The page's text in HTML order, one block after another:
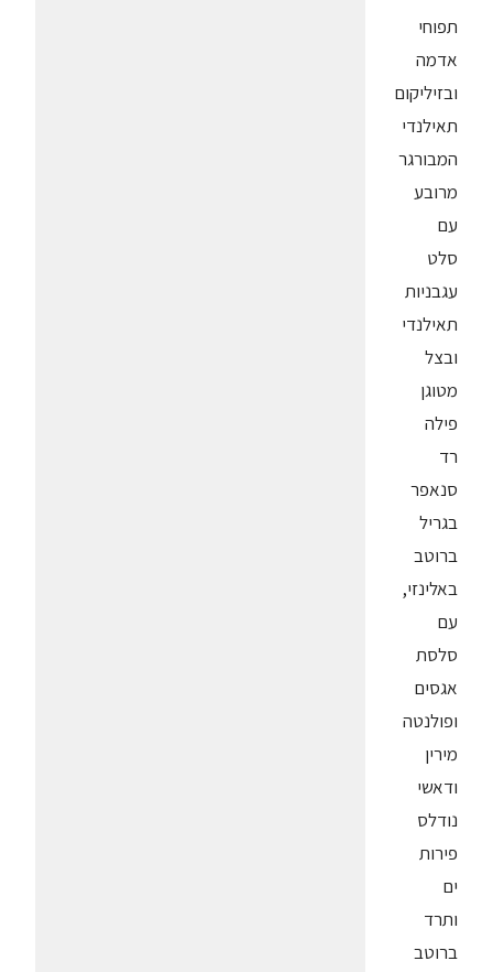
תפוחי
אדמה
ובזיליקום
תאילנדי
המבורגר
מרובע
עם
סלט
עגבניות
תאילנדי
ובצל
מטוגן
פילה
רד
סנאפר
בגריל
ברוטב
באלינזי,
עם
סלסת
אגסים
ופולנטה
מירין
ודאשי
נודלס
פירות
ים
ותרד
ברוטב